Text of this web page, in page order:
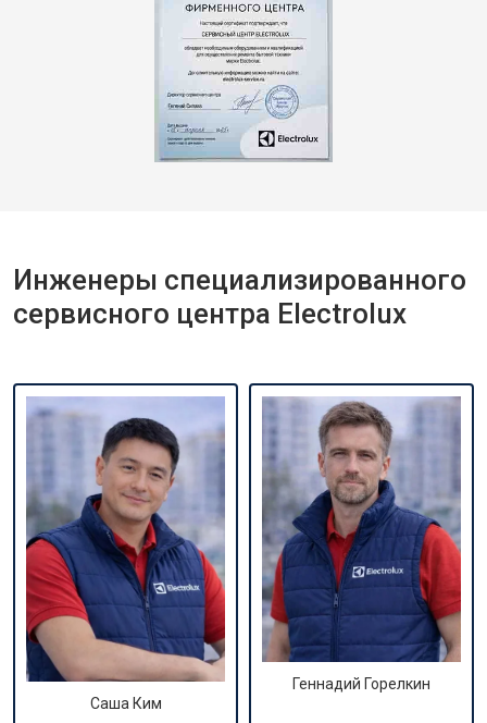
Инженеры специализированного
сервисного центра Electrolux
Саша Ким
Геннадий Горелкин